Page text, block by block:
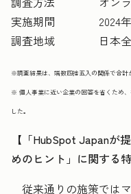
実施期間 2024年11月
調査地域 日本全
※調査結果は、端数四捨五入の関係で合計
※ 個人事業に近い企業の回答を省くため
した。
【「HubSpot Japanが
めのヒント」に関する特
従来通りの施策では